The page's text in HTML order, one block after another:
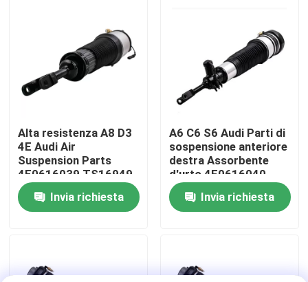
Visita alla fabbrica
Controllo della qualità
Contattaci
Notizie
Sistema di sospensione pneumatica dell'auto
Alta resistenza A8 D3
4E Audi Air
Suspension Parts
4E0616039 TS16949
Certificato
Invia richiesta
A6 C6 S6 Audi Parti di
sospensione anteriore
destra Assorbente
d'urto 4F0616040
Invia richiesta